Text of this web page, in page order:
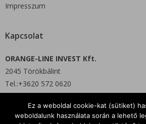
Impresszum
Kapcsolat
ORANGE-LINE INVEST Kft.
2045 Törökbálint
Tel.:+3620 572 0620
E-mail: info@orgshop.hu
Ez a weboldal cookie-kat (sütiket)
weboldalunk használata során a lehető